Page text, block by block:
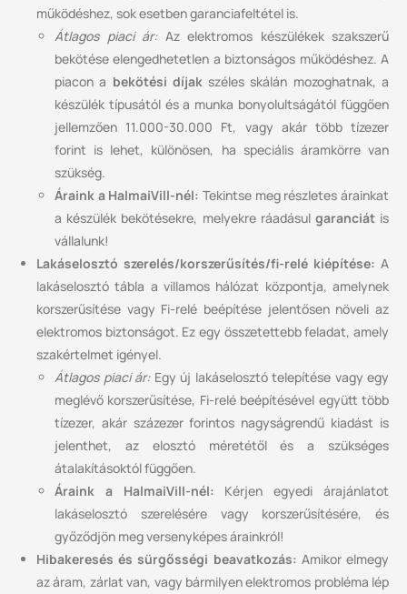
működéshez, sok esetben garanciafeltétel is.
Átlagos piaci ár:Az elektromos készülékek szakszerű
bekötése elengedhetetlen a biztonságos működéshez. A
piacon a bekötési díjakszéles skálán mozoghatnak, a
készülék típusától és a munka bonyolultságától függően
jellemzően 11.000-30.000 Ft, vagy akár több tízezer
forint is lehet, különösen, ha speciális áramkörre van
szükség.
Áraink a HalmaiVill-nél: Tekintse meg részletes árainkat
a készülék bekötésekre, melyekre ráadásul garanciátis
vállalunk!
Lakáselosztó szerelés/korszerűsítés/fi-relé kiépítése: A
lakáselosztó tábla a villamos hálózat központja, amelynek
korszerűsítése vagy Fi-relé beépítése jelentősen növeli az
elektromos biztonságot. Ez egy összetettebb feladat, amely
szakértelmet igényel.
Átlagos piaci ár:Egy új lakáselosztó telepítése vagy egy
meglévő korszerűsítése, Fi-relé beépítésével együtt több
tízezer, akár százezer forintos nagyságrendű kiadást is
jelenthet, az elosztó méretétől és a szükséges
átalakításoktól függően.
Áraink a HalmaiVill-nél: Kérjen egyedi árajánlatot
lakáselosztó szerelésére vagy korszerűsítésére, és
győződjön meg versenyképes árainkról!
Hibakeresés és sürgősségi beavatkozás: Amikor elmegy
az áram, zárlat van, vagy bármilyen elektromos probléma lép